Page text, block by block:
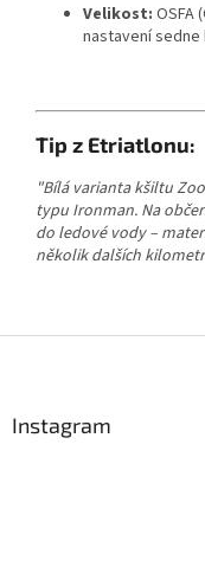
Velikost: OSFA
nastavení sedne
Tip z Etriatlonu:
"Bílá varianta kšiltu
typu Ironman. Na
do ledové vody –
několik dalších
Instagram